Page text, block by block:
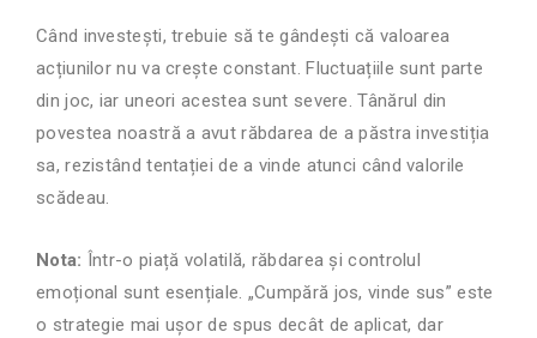
Când investești, trebuie să te gândești că valoarea
acțiunilor nu va crește constant. Fluctuațiile sunt parte
din joc, iar uneori acestea sunt severe. Tânărul din
povestea noastră a avut răbdarea de a păstra investiția
sa, rezistând tentației de a vinde atunci când valorile
scădeau.
Nota: Într-o piață volatilă, răbdarea și controlul
emoțional sunt esențiale. „Cumpără jos, vinde sus” este
o strategie mai ușor de spus decât de aplicat, dar